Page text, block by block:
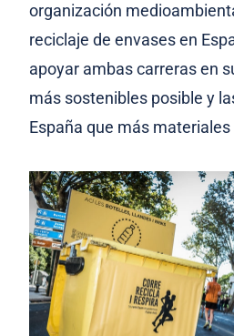
organización
reciclaje de envases en
apoyar ambas carreras en
más sostenibles posible y
España que más